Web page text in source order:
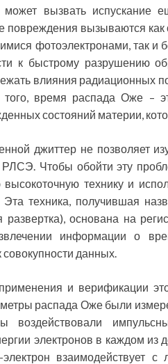
может вызвать испускание
повреждения вызываются
фотоэлектронами, так и
к быстрому разрушению
влияния радиационных
время распада Оже –
состояний материи,
джиттер не позволяет
Чтобы обойти эту
высокоточную технику и
техника, получившая
развертка), основана на
информации о
совокупности данных.
и верификации
распада Оже были
воздействовали
электронов в каждом
взаимодействует